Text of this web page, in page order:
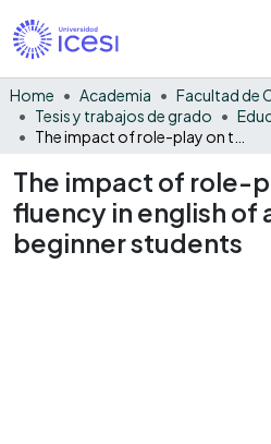
Home Academia
Facultad de
Tesis y trabajos de grado
The impact of role-
fluency in english of
beginner students